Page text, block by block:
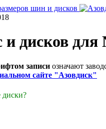
шин и дисков
и дисков
записи означают
сайте "Азовдиск"
диски?